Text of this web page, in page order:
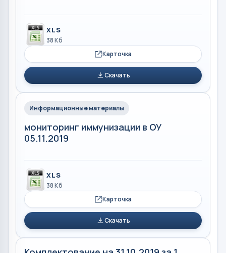
XLS
38 Кб
Карточка
Скачать
Информационные материалы
мониторинг иммунизации в ОУ
05.11.2019
XLS
38 Кб
Карточка
Скачать